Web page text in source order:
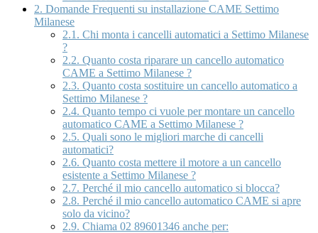
2. Domande Frequenti su installazione CAME Settimo
Milanese
2.1. Chi monta i cancelli automatici a Settimo Milanese
?
2.2. Quanto costa riparare un cancello automatico
CAME a Settimo Milanese ?
2.3. Quanto costa sostituire un cancello automatico a
Settimo Milanese ?
2.4. Quanto tempo ci vuole per montare un cancello
automatico CAME a Settimo Milanese ?
2.5. Quali sono le migliori marche di cancelli
automatici?
2.6. Quanto costa mettere il motore a un cancello
esistente a Settimo Milanese ?
2.7. Perché il mio cancello automatico si blocca?
2.8. Perché il mio cancello automatico CAME si apre
solo da vicino?
2.9. Chiama 02 89601346 anche per: